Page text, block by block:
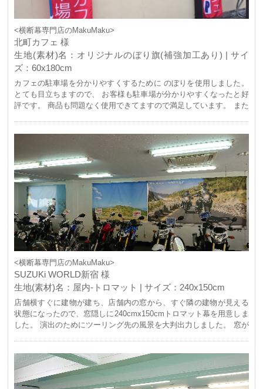
<横断幕専門店のMakuMaku>
北町カフェ 様
生地(素材)名：オリジナルのぼり旗(補強加工あり) | サイ
ズ：60x180cm
カフェの駐車場を分かりやすくするために のぼりを使用しました。
とても目立ちますので、 お客様も駐車場が分かりやすくなったと好
評です。 商品も問題なく使用できてますので満足しています。 また
<横断幕専門店のMakuMaku>
SUZUKi WORLD新宿 様
生地(素材)名：屋内-トロマット | サイズ：240x150cm
店舗横すぐに建物が建ち、店舗内の窓から、すぐ隣の建物が見える
状態になったので、窓隠しに240cmx150cmトロマット幕を用意しま
した。 演出のためにツーリング先の風景を大判出力しました。 窓が